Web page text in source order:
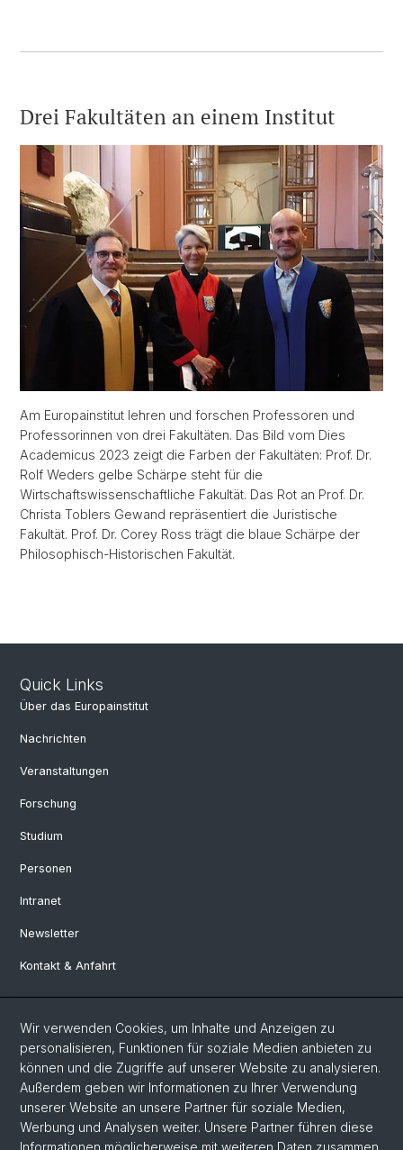
Drei Fakultäten an einem Institut
Am Europainstitut lehren und forschen Professoren und
Professorinnen von drei Fakultäten. Das Bild vom Dies
Academicus 2023 zeigt die Farben der Fakultäten: Prof. Dr.
Rolf Weders gelbe Schärpe steht für die
Wirtschaftswissenschaftliche Fakultät. Das Rot an Prof. Dr.
Christa Toblers Gewand repräsentiert die Juristische
Fakultät. Prof. Dr. Corey Ross trägt die blaue Schärpe der
Philosophisch-Historischen Fakultät.
Quick Links
Über das Europainstitut
Nachrichten
Veranstaltungen
Forschung
Studium
Personen
Intranet
Newsletter
Kontakt & Anfahrt
Social Media
Facebook
LinkedIn
Wir verwenden Cookies, um Inhalte und Anzeigen zu
personalisieren, Funktionen für soziale Medien anbieten zu
können und die Zugriffe auf unserer Website zu analysieren.
Außerdem geben wir Informationen zu Ihrer Verwendung
unserer Website an unsere Partner für soziale Medien,
Werbung und Analysen weiter. Unsere Partner führen diese
Informationen möglicherweise mit weiteren Daten zusammen,